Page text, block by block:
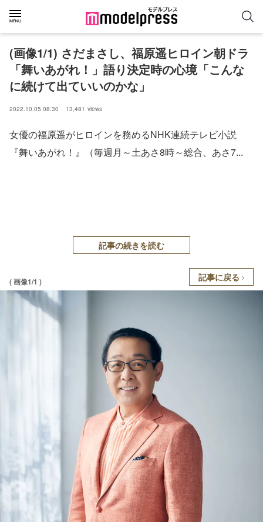
(画像1/1) さだまさし、福原遥ヒロイン朝ドラ
「舞いあがれ！」語り決定時の心境「こんな
に続けて出ていいのかな」
2022.10.05 08:30 13,481 views
女優の福原遥がヒロインを務めるNHK連続テレビ小説
『舞いあがれ！』（毎週月～土あさ8時～総合、あさ7...
記事の続きを読む
( 画像1/1 ) 記事に戻る